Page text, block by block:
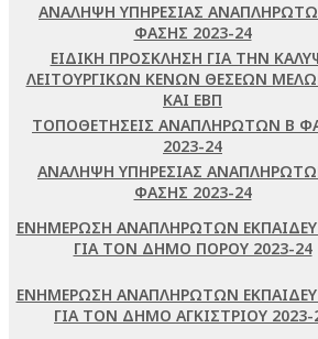
ΑΝΑΛΗΨΗ ΥΠΗΡΕΣΙΑΣ
ΦΑΣΗΣ 2023-24
ΕΙΔΙΚΗ ΠΡΟΣΚΛΗΣΗ ΓΙΑ ΤΗΝ
ΛΕΙΤΟΥΡΓΙΚΩΝ ΚΕΝΩΝ ΘΕΣΕΩΝ
ΚΑΙ ΕΒΠ
ΤΟΠΟΘΕΤΗΣΕΙΣ ΑΝΑΠΛΗΡΩΤΩΝ Β
2023-24
ΑΝΑΛΗΨΗ ΥΠΗΡΕΣΙΑΣ
ΦΑΣΗΣ 2023-24
ΕΝΗΜΕΡΩΣΗ ΑΝΑΠΛΗΡΩΤΩΝ
ΓΙΑ ΤΟΝ ΔΗΜΟ ΠΟΡΟΥ 2023-24
ΕΝΗΜΕΡΩΣΗ ΑΝΑΠΛΗΡΩΤΩΝ
ΓΙΑ ΤΟΝ ΔΗΜΟ ΑΓΚΙΣΤΡΙΟΥ 2023-